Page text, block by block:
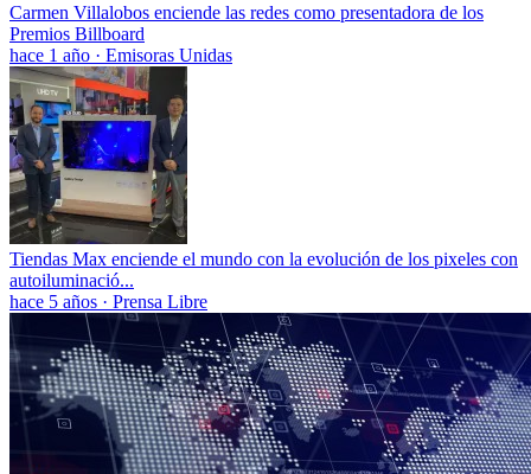
Carmen Villalobos enciende las redes como presentadora de los
Premios Billboard
hace 1 año · Emisoras Unidas
Tiendas Max enciende el mundo con la evolución de los pixeles con
autoiluminació...
hace 5 años · Prensa Libre